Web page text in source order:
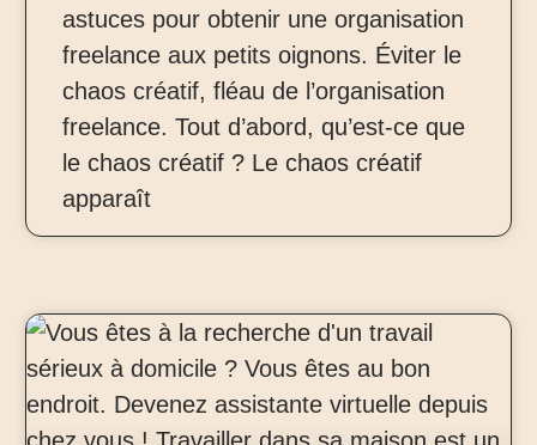
astuces pour obtenir une organisation
freelance aux petits oignons. Éviter le
chaos créatif, fléau de l’organisation
freelance. Tout d’abord, qu’est-ce que
le chaos créatif ? Le chaos créatif
apparaît